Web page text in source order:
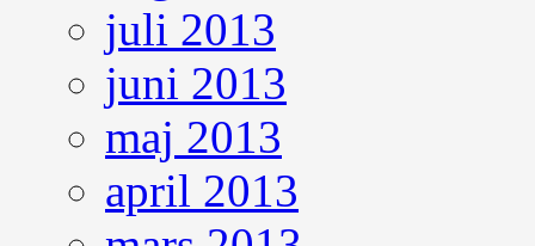
juli 2013
juni 2013
maj 2013
april 2013